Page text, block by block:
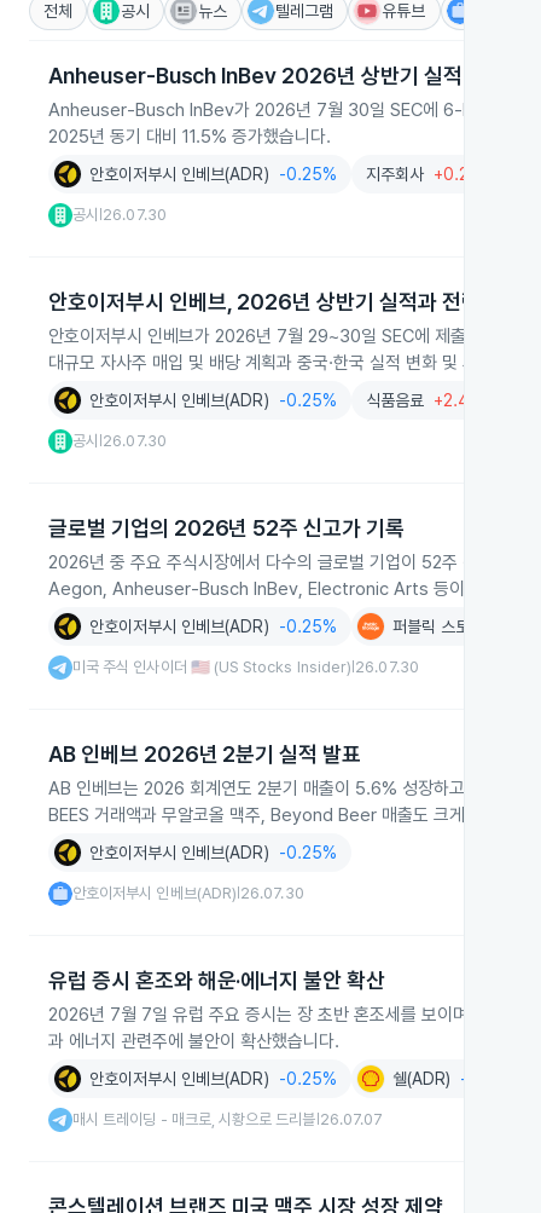
전체 공시 뉴스 텔레그램 유튜브
Anheuser‑Busch InBev 2026년 상반기 실적 공개
Anheuser‑Busch InBev가 2026년 7월 30일 SEC에 6‑K를 제출
2025년 동기 대비 11.5% 증가했습니다.
안호이저부시 인베브(ADR) -0.25% 지주회사 +0.25%
공시 26.07.30
안호이저부시 인베브, 2026년 상반기 실적과 전략 공개
안호이저부시 인베브가 2026년 7월 29~30일 SEC에 제출한 6‑K
대규모 자사주 매입 및 배당 계획과 중국·한국 실적 변화 및 세무·법률
안호이저부시 인베브(ADR) -0.25% 식품음료 +2.47%
공시 26.07.30
글로벌 기업의 2026년 52주 신고가 기록
2026년 중 주요 주식시장에서 다수의 글로벌 기업이 52주 신고가를
Aegon, Anheuser‑Busch InBev, Electronic Arts 등이 포함됩니
안호이저부시 인베브(ADR) -0.25% 퍼블릭 스토리지
미국 주식 인사이더 🇺🇸 (US Stocks Insider) 26.07.30
AB 인베브 2026년 2분기 실적 발표
AB 인베브는 2026 회계연도 2분기 매출이 5.6% 성장하고 근본적
BEES 거래액과 무알코올 맥주, Beyond Beer 매출도 크게 증가했습
안호이저부시 인베브(ADR) -0.25%
안호이저부시 인베브(ADR) 26.07.30
유럽 증시 혼조와 해운·에너지 불안 확산
2026년 7월 7일 유럽 주요 증시는 장 초반 혼조세를 보이며
과 에너지 관련주에 불안이 확산했습니다.
안호이저부시 인베브(ADR) -0.25% 쉘(ADR) -1.23%
매시 트레이딩 - 매크로, 시황으로 드리블 26.07.07
콘스텔레이션 브랜즈 미국 맥주 시장 성장 제약